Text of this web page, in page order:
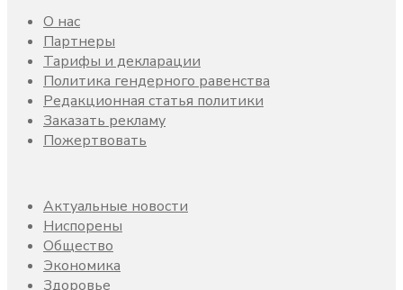
О нас
Партнеры
Тарифы и декларации
Политика гендерного равенства
Редакционная статья политики
Заказать рекламу
Пожертвовать
Актуальные новости
Ниспорены
Общество
Экономика
Здоровье